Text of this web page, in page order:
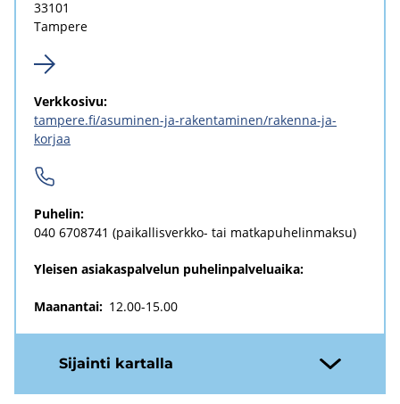
33101
Tam­pe­re
Verk­ko­si­vu:
tam­pe­re.fi/asuminen-​ja-rakentaminen/rakenna-​ja-
korjaa
Pu­he­lin:
040 6708741 (paikallisverkko-​ tai mat­ka­pu­he­lin­mak­su)
Yleisen asiakaspalvelun puhelinpalveluaika:
Maanantai: 12.00-15.00
Si­jain­ti kar­tal­la